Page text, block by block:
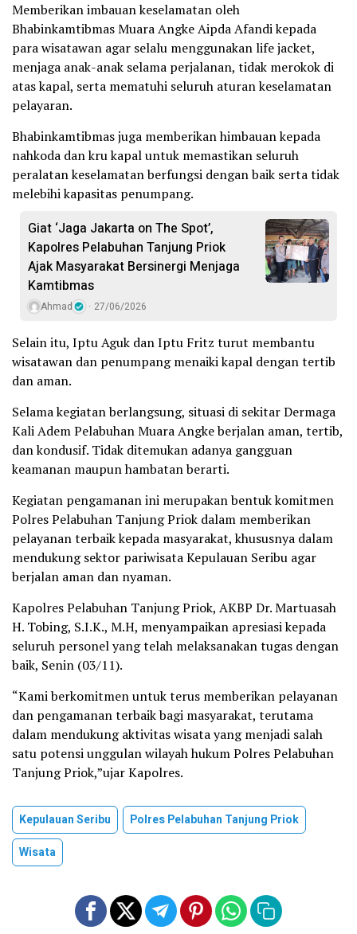
Memberikan imbauan keselamatan oleh
Bhabinkamtibmas Muara Angke Aipda Afandi kepada
para wisatawan agar selalu menggunakan life jacket,
menjaga anak-anak selama perjalanan, tidak merokok di
atas kapal, serta mematuhi seluruh aturan keselamatan
pelayaran.
Bhabinkamtibmas juga memberikan himbauan kepada
nahkoda dan kru kapal untuk memastikan seluruh
peralatan keselamatan berfungsi dengan baik serta tidak
melebihi kapasitas penumpang.
Giat ‘Jaga Jakarta on The Spot’,
Kapolres Pelabuhan Tanjung Priok
Ajak Masyarakat Bersinergi Menjaga
Kamtibmas
Ahmad 27/06/2026
Selain itu, Iptu Aguk dan Iptu Fritz turut membantu
wisatawan dan penumpang menaiki kapal dengan tertib
dan aman.
Selama kegiatan berlangsung, situasi di sekitar Dermaga
Kali Adem Pelabuhan Muara Angke berjalan aman, tertib,
dan kondusif. Tidak ditemukan adanya gangguan
keamanan maupun hambatan berarti.
Kegiatan pengamanan ini merupakan bentuk komitmen
Polres Pelabuhan Tanjung Priok dalam memberikan
pelayanan terbaik kepada masyarakat, khususnya dalam
mendukung sektor pariwisata Kepulauan Seribu agar
berjalan aman dan nyaman.
Kapolres Pelabuhan Tanjung Priok, AKBP Dr. Martuasah
H. Tobing, S.I.K., M.H, menyampaikan apresiasi kepada
seluruh personel yang telah melaksanakan tugas dengan
baik, Senin (03/11).
“Kami berkomitmen untuk terus memberikan pelayanan
dan pengamanan terbaik bagi masyarakat, terutama
dalam mendukung aktivitas wisata yang menjadi salah
satu potensi unggulan wilayah hukum Polres Pelabuhan
Tanjung Priok,”ujar Kapolres.
Kepulauan Seribu
Polres Pelabuhan Tanjung Priok
Wisata